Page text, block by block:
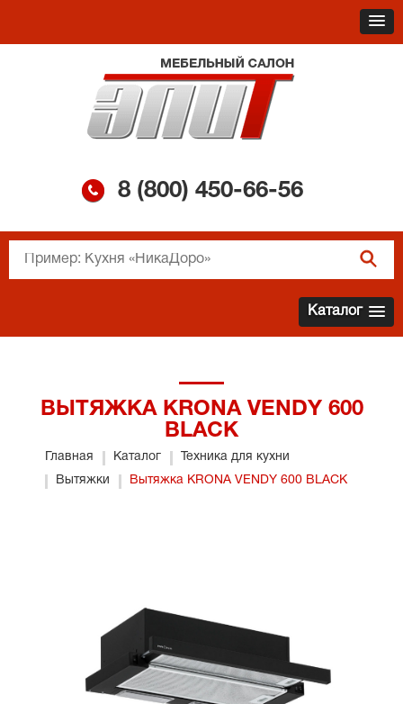
8 (800) 450-66-56
Каталог
ВЫТЯЖКА KRONA VENDY 600
BLACK
Главная Каталог
Техника для кухни
Вытяжки
Вытяжка KRONA VENDY 600 BLACK